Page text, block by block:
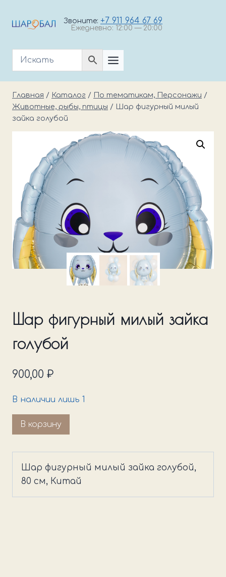
Звоните: +7 911 964 67 69
Ежедневно: 12:00 — 20:00
Главная / Каталог / По тематикам, Персонажи /
Животные, рыбы, птицы /
Шар фигурный милый
зайка голубой
Шар фигурный милый зайка
голубой
900,00 ₽
В наличии лишь 1
Количество
товара
фигурный
милый
В корзину
Шар фигурный милый зайка голубой,
80 см, Китай